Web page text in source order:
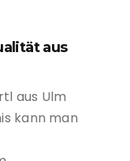
aus
aus Ulm
kann man